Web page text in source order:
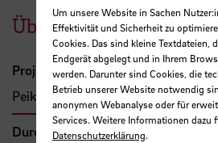
Übersicht
Projektleitung
Peik, Sören, Prof. Dr.
Durchführende Organisation
Um unsere Website in Sachen
Effektivität und Sicherheit zu
Cookies. Das sind kleine Textdateien,
Endgerät abgelegt und in Ihrem
werden. Darunter sind Cookies, die
Betrieb unserer Website notwendig
anonymen Webanalyse oder für
Services. Weitere Informationen dazu
Datenschutzerklärung.